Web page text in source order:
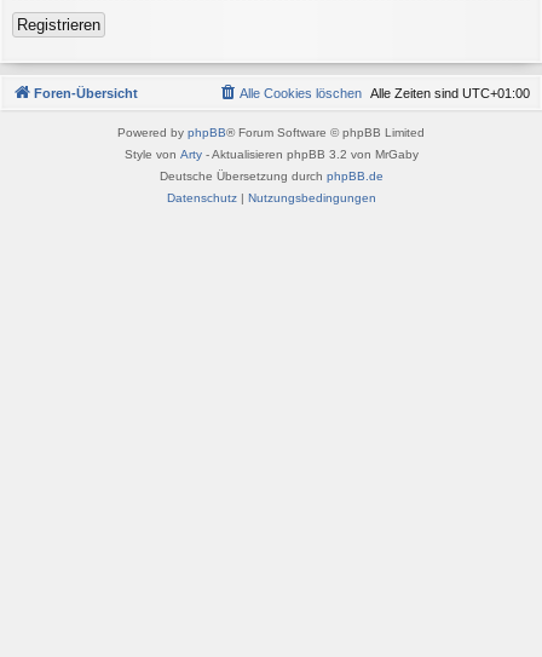
Registrieren
Foren-Übersicht Alle Zeiten sind UTC+01:00
Alle Cookies löschen
Powered by phpBB® Forum Software © phpBB Limited
Style von Arty- Aktualisieren phpBB 3.2 von MrGaby
Deutsche Übersetzung durch phpBB.de
Datenschutz| Nutzungsbedingungen